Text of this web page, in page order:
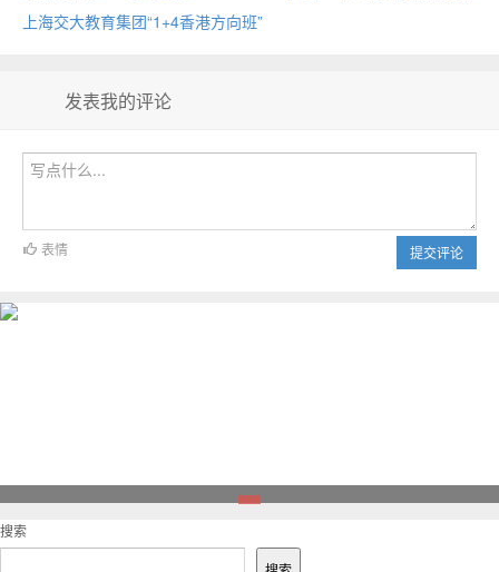
上海交大教育集团“1+4香港方向班”
发表我的评论
提交评论
表情
搜索